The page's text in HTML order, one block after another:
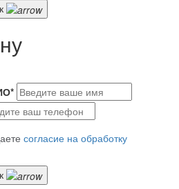
*
согласие на обработку